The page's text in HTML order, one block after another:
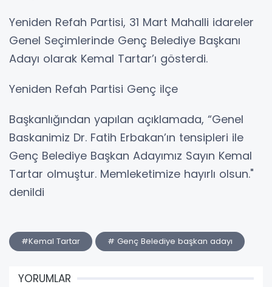
Yeniden Refah Partisi, 31 Mart Mahalli idareler
Genel Seçimlerinde Genç Belediye Başkanı
Adayı olarak Kemal Tartar’ı gösterdi.
Yeniden Refah Partisi Genç ilçe
Başkanlığından yapılan açıklamada, “Genel
Baskanimiz Dr. Fatih Erbakan’ın tensipleri ile
Genç Belediye Başkan Adayımız Sayın Kemal
Tartar olmuştur. Memleketimize hayırlı olsun."
denildi
#Kemal Tartar # Genç Belediye başkan adayı
YORUMLAR